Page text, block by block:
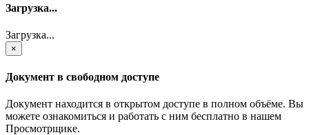
Загрузка...
Загрузка...
×
Документ в свободном доступе
Документ находится в открытом доступе в полном объёме. Вы
можете ознакомиться и работать с ним бесплатно в нашем
Просмотрщике.